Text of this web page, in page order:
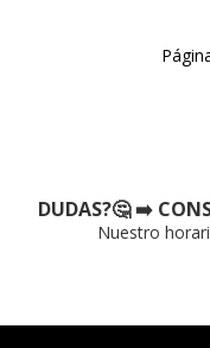
DUDAS?🤔 ➡️
Nuestro